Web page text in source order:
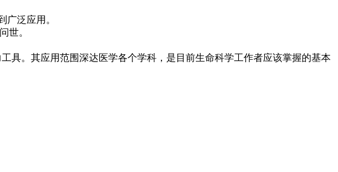
泛应用。
世。
具。其应用范围深达医学各个学科，是目前生命科学工作者应该掌握的基本